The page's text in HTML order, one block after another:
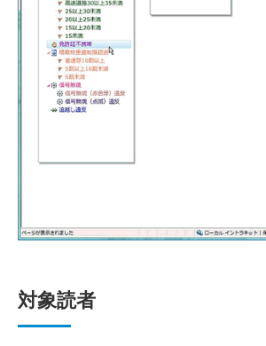
対象読者